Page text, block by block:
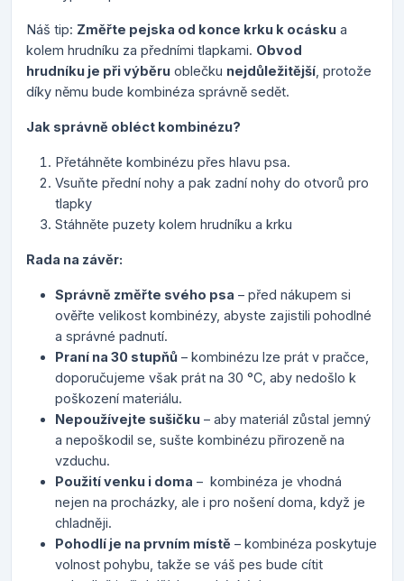
Náš tip: Změřte pejska od konce krku k ocásku a
kolem hrudníku za předními tlapkami. Obvod
hrudníku je při výběru oblečku nejdůležitější , protože
díky němu bude kombinéza správně sedět.
Jak správně obléct kombinézu?
Přetáhněte kombinézu přes hlavu psa.
Vsuňte přední nohy a pak zadní nohy do otvorů pro
tlapky
Stáhněte puzety kolem hrudníku a krku
Rada na závěr:
Správně změřte svého psa – před nákupem si
ověřte velikost kombinézy, abyste zajistili pohodlné
a správné padnutí.
Praní na 30 stupňů – kombinézu lze prát v pračce,
doporučujeme však prát na 30 °C, aby nedošlo k
poškození materiálu.
Nepoužívejte sušičku – aby materiál zůstal jemný
a nepoškodil se, sušte kombinézu přirozeně na
vzduchu.
Použití venku i doma – kombinéza je vhodná
nejen na procházky, ale i pro nošení doma, když je
chladněji.
Pohodlí je na prvním místě – kombinéza poskytuje
volnost pohybu, takže se váš pes bude cítit